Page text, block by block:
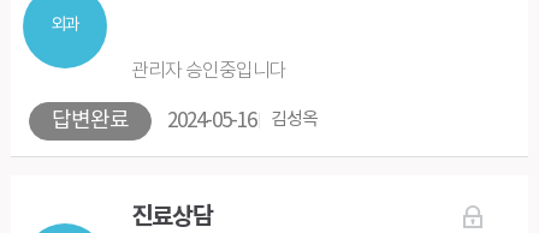
외과
답변완료
관리자 승인중입니다
2024-05-16 김성옥
진료상담